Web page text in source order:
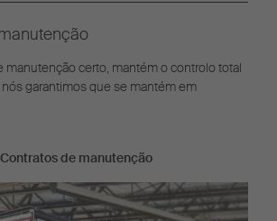
manutenção certo, mantém o controlo total
garantimos que se mantém em
Contratos de manutenção